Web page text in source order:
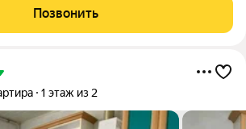
Таращанцев, Еременко. Общая
Площадь без учета лоджии
Позвонить
1 этаж из 2